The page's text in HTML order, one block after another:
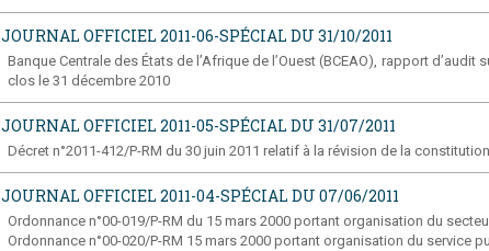
JOURNAL OFFICIEL 2011-06-SPÉCIAL DU 31/10/2011
Banque Centrale des États de l’Afrique de l’Ouest (BCEAO), rapport
clos le 31 décembre 2010
JOURNAL OFFICIEL 2011-05-SPÉCIAL DU 31/07/2011
Décret n°2011-412/P-RM du 30 juin 2011 relatif à la révision de la
JOURNAL OFFICIEL 2011-04-SPÉCIAL DU 07/06/2011
Ordonnance n°00-019/P-RM du 15 mars 2000 portant organisation du
Ordonnance n°00-020/P-RM 15 mars 2000 portant organisation du service